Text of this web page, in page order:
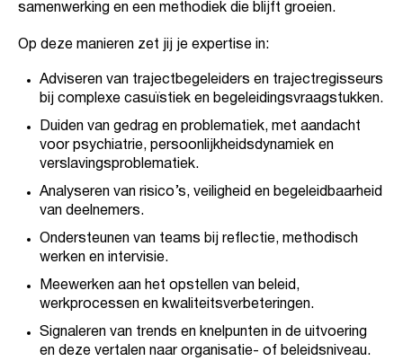
samenwerking en een methodiek die blijft groeien.
Op deze manieren zet jij je expertise in:
Adviseren van trajectbegeleiders en trajectregisseurs
bij complexe casuïstiek en begeleidingsvraagstukken.
Duiden van gedrag en problematiek, met aandacht
voor psychiatrie, persoonlijkheidsdynamiek en
verslavingsproblematiek.
Analyseren van risico’s, veiligheid en begeleidbaarheid
van deelnemers.
Ondersteunen van teams bij reflectie, methodisch
werken en intervisie.
Meewerken aan het opstellen van beleid,
werkprocessen en kwaliteitsverbeteringen.
Signaleren van trends en knelpunten in de uitvoering
en deze vertalen naar organisatie- of beleidsniveau.